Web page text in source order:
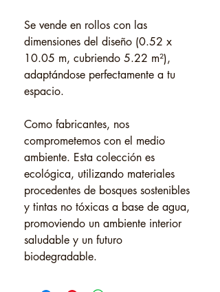
Se vende en rollos con las
dimensiones del diseño (0.52 x
10.05 m, cubriendo 5.22 m²),
adaptándose perfectamente a tu
espacio.
Como fabricantes, nos
comprometemos con el medio
ambiente. Esta colección es
ecológica, utilizando materiales
procedentes de bosques sostenibles
y tintas no tóxicas a base de agua,
promoviendo un ambiente interior
saludable y un futuro
biodegradable.